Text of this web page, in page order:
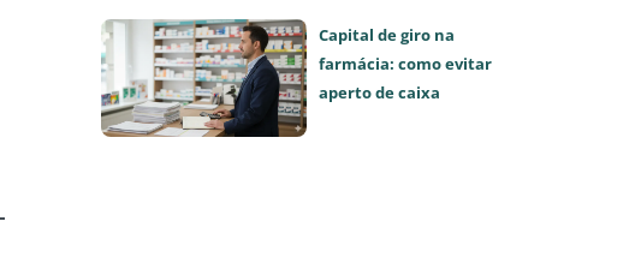
Capital de giro na
farmácia: como evitar
aperto de caixa